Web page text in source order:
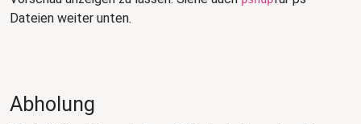
Dateien weiter unten.
Abholung